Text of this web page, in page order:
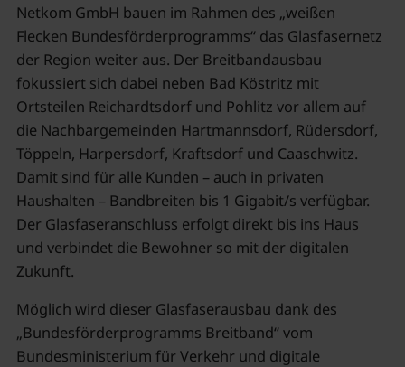
Netkom GmbH bauen im Rahmen des „weißen
Flecken Bundesförderprogramms“ das Glasfasernetz
der Region weiter aus. Der Breitbandausbau
fokussiert sich dabei neben Bad Köstritz mit
Ortsteilen Reichardtsdorf und Pohlitz vor allem auf
die Nachbargemeinden Hartmannsdorf, Rüdersdorf,
Töppeln, Harpersdorf, Kraftsdorf und Caaschwitz.
Damit sind für alle Kunden – auch in privaten
Haushalten – Bandbreiten bis 1 Gigabit/s verfügbar.
Der Glasfaseranschluss erfolgt direkt bis ins Haus
und verbindet die Bewohner so mit der digitalen
Zukunft.
Möglich wird dieser Glasfaserausbau dank des
„Bundesförderprogramms Breitband“ vom
Bundesministerium für Verkehr und digitale